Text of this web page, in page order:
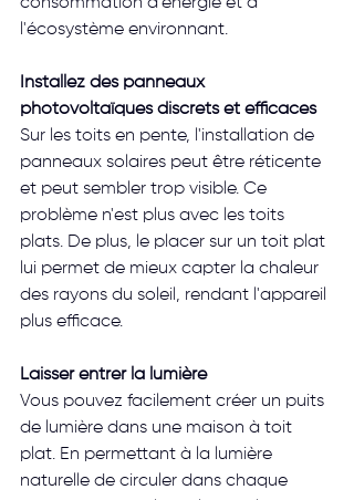
l'écosystème environnant.
Installez des panneaux
photovoltaïques discrets et efficaces
Sur les toits en pente, l'installation de
panneaux solaires peut être réticente
et peut sembler trop visible. Ce
problème n'est plus avec les toits
plats. De plus, le placer sur un toit plat
lui permet de mieux capter la chaleur
des rayons du soleil, rendant l'appareil
plus efficace.
Laisser entrer la lumière
Vous pouvez facilement créer un puits
de lumière dans une maison à toit
plat. En permettant à la lumière
naturelle de circuler dans chaque